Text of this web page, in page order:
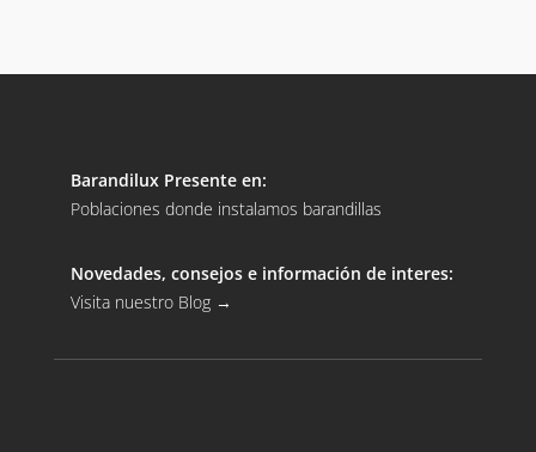
Barandilux Presente en:
Poblaciones donde instalamos barandillas
Novedades, consejos e información de interes:
Visita nuestro Blog →